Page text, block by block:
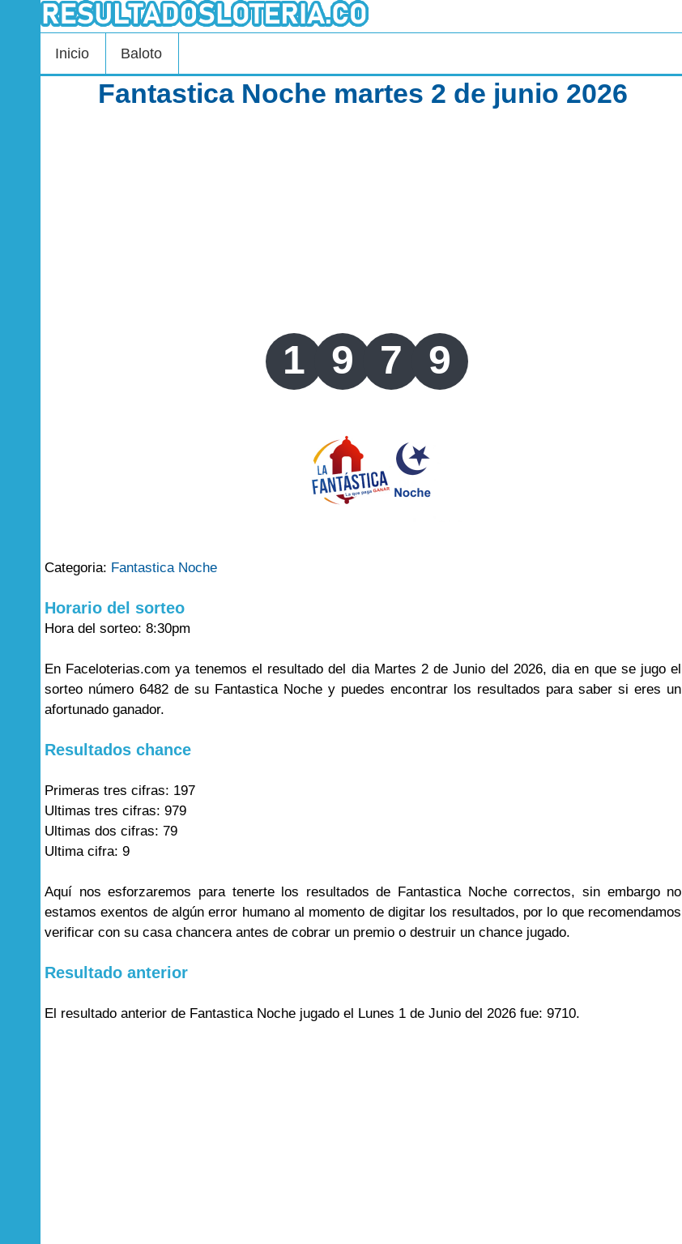
Inicio Baloto
Fantastica Noche martes 2 de junio 2026
1 9 7 9
Categoria: Fantastica Noche
Horario del sorteo
Hora del sorteo: 8:30pm
En Faceloterias.com ya tenemos el resultado del dia Martes 2 de Junio del 2026, dia en que se jugo el
sorteo número 6482 de su Fantastica Noche y puedes encontrar los resultados para saber si eres un
afortunado ganador.
Resultados chance
Primeras tres cifras: 197
Ultimas tres cifras: 979
Ultimas dos cifras: 79
Ultima cifra: 9
Aquí nos esforzaremos para tenerte los resultados de Fantastica Noche correctos, sin embargo no
estamos exentos de algún error humano al momento de digitar los resultados, por lo que recomendamos
verificar con su casa chancera antes de cobrar un premio o destruir un chance jugado.
Resultado anterior
El resultado anterior de Fantastica Noche jugado el Lunes 1 de Junio del 2026 fue: 9710.